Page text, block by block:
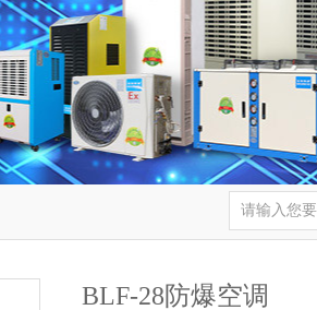
BLF-28防爆空调